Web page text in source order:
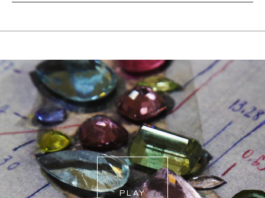
Wenn Sie sich über Ihre Ringgröße unsicher sind,
auszuwählen. Unsere Teammitglieder werden Ihnen per
E-Mail helfen, die richtige Ringgröße herauszufinden.
Dies kann zwischen 2 Wochen und 6 Monaten dauern.
Für weitere Informationen wenden Sie sich bitte an
onlineshop@schullin.com
PLAY